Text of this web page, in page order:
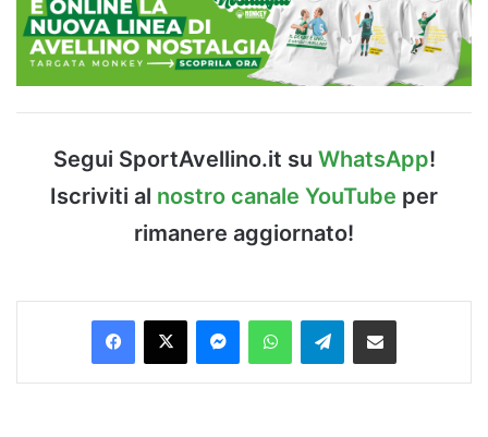
Segui SportAvellino.it su WhatsApp!
Iscriviti al nostro canale YouTube per
rimanere aggiornato!
Facebook
X MessengerWhatsAppTelegramCondividi via Email